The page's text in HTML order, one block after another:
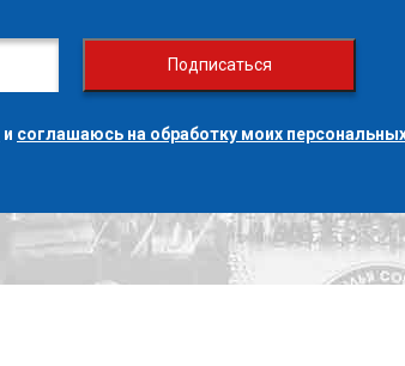
Подписаться
и соглашаюсь на обработку моих